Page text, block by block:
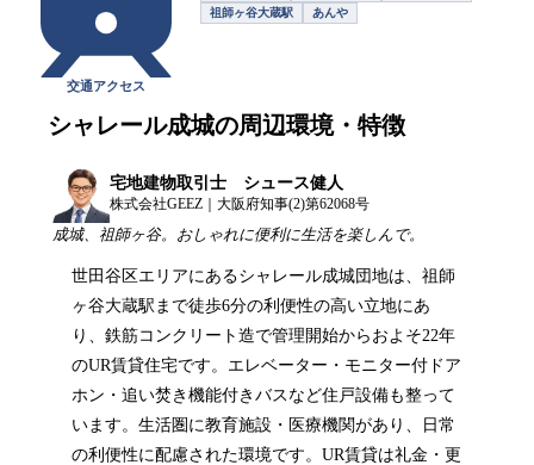
交通アクセス
祖師ヶ谷大蔵駅
あんや
シャレール成城の周辺環境・特徴
宅地建物取引士 シュース健人
株式会社GEEZ｜大阪府知事(2)第62068号
成城、祖師ヶ谷。おしゃれに便利に生活を楽しんで。
世田谷区エリアにあるシャレール成城団地は、祖師
ヶ谷大蔵駅まで徒歩6分の利便性の高い立地にあ
り、鉄筋コンクリート造で管理開始からおよそ22年
のUR賃貸住宅です。エレベーター・モニター付ドア
ホン・追い焚き機能付きバスなど住戸設備も整って
います。生活圏に教育施設・医療機関があり、日常
の利便性に配慮された環境です。UR賃貸は礼金・更